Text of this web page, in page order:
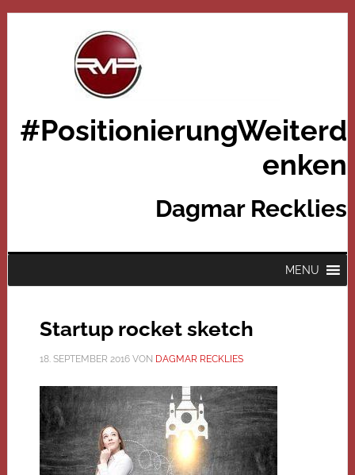
#PositionierungWeiterd
enken
Dagmar Recklies
MENU
Startup rocket sketch
18. SEPTEMBER 2016VON DAGMAR RECKLIES